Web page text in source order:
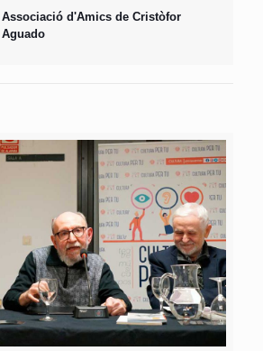
Associació d'Amics de Cristòfor
Aguado